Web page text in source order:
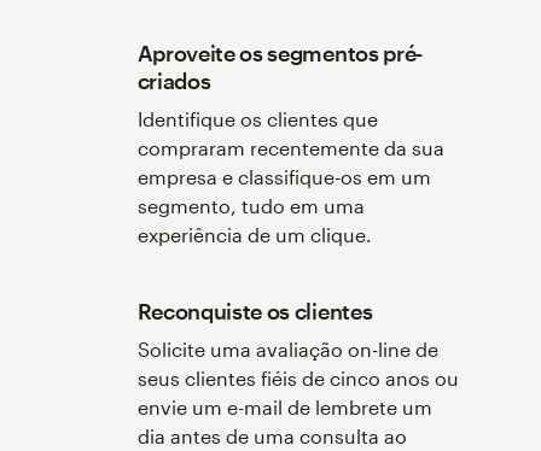
Aproveite os segmentos pré-
criados
Identifique os clientes que
compraram recentemente da sua
empresa e classifique-os em um
segmento, tudo em uma
experiência de um clique.
Reconquiste os clientes
Solicite uma avaliação on-line de
seus clientes fiéis de cinco anos ou
envie um e-mail de lembrete um
dia antes de uma consulta ao